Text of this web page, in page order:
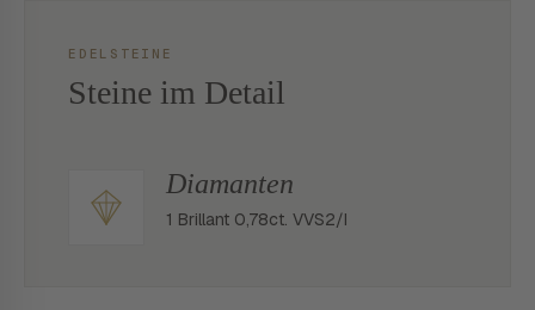
EDELSTEINE
Steine im Detail
Diamanten
1 Brillant 0,78ct. VVS2/I